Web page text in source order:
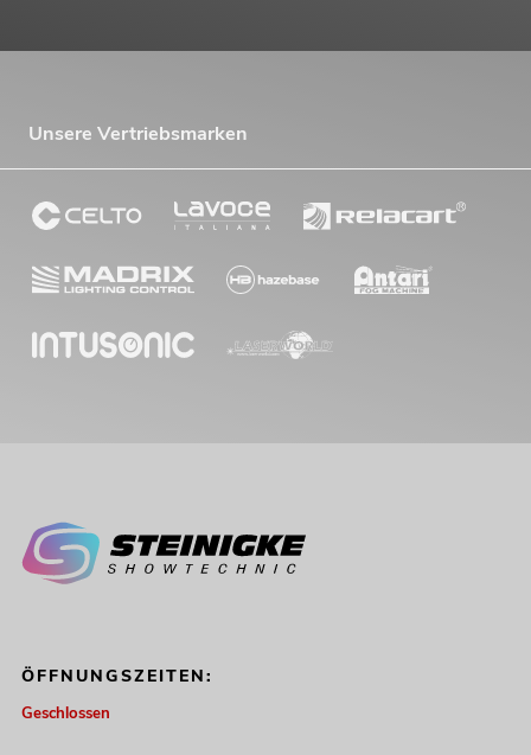
Unsere Vertriebsmarken
ÖFFNUNGSZEITEN:
Geschlossen